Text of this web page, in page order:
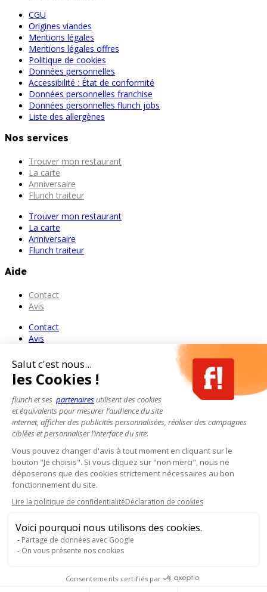
CGU
Origines viandes
Mentions légales
Mentions légales offres
Politique de cookies
Données personnelles
Accessibilité : État de conformité
Données personnelles franchise
Données personnelles flunch jobs
Liste des allergènes
Nos services
Trouver mon restaurant
La carte
Anniversaire
Flunch traiteur
Trouver mon restaurant
La carte
Anniversaire
Flunch traiteur
Aide
Contact
Avis
Contact
Avis
Pour votre santé, mangez au moins cinq fruits et légumes par jour.
Salut c'est nous...
les Cookies !
flunch et ses partenairesutilisent des cookies
et équivalents pour mesurer l’audience du site
internet, afficher des publicités personnalisées, réaliser des campagnes
ciblées et personnaliser l’interface du site.
Vous pouvez changer d'avis à tout moment en cliquant sur le
bouton "Je choisis". Si vous cliquez sur "non merci", nous ne
déposerons que des cookies strictement nécessaires au bon
fonctionnement du site.
Lire la politique de confidentialitéDéclaration de cookies
Voici pourquoi nous utilisons des cookies.
Partage de données avec Google
On vous présente nos cookies
Consentements certifiés par